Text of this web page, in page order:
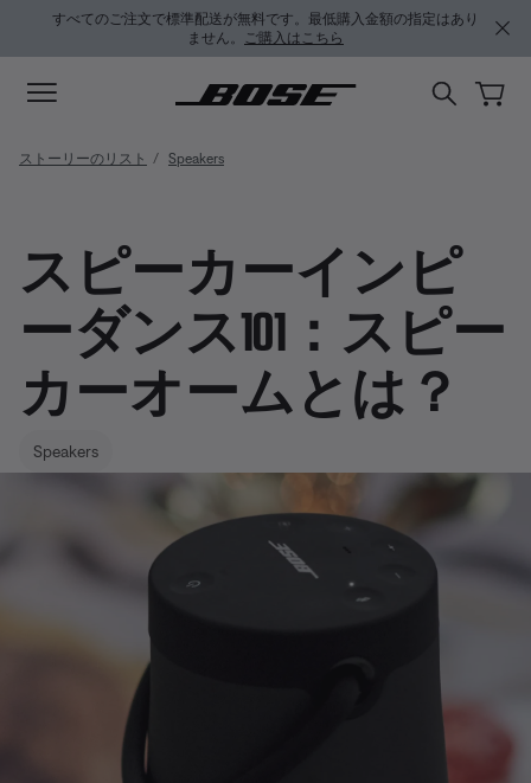
メインコンテンツに移動
サポートチャットに移動する
フッターコンテンツに移動
アクセシビリティ声明に移動する
すべてのご注文で標準配送が無料です。最低購入金額の指定はあり
ません。 ご購入はこちら
ストーリーのリスト Speakers
スピーカーインピ
ーダンス101：スピー
カーオームとは？
Speakers